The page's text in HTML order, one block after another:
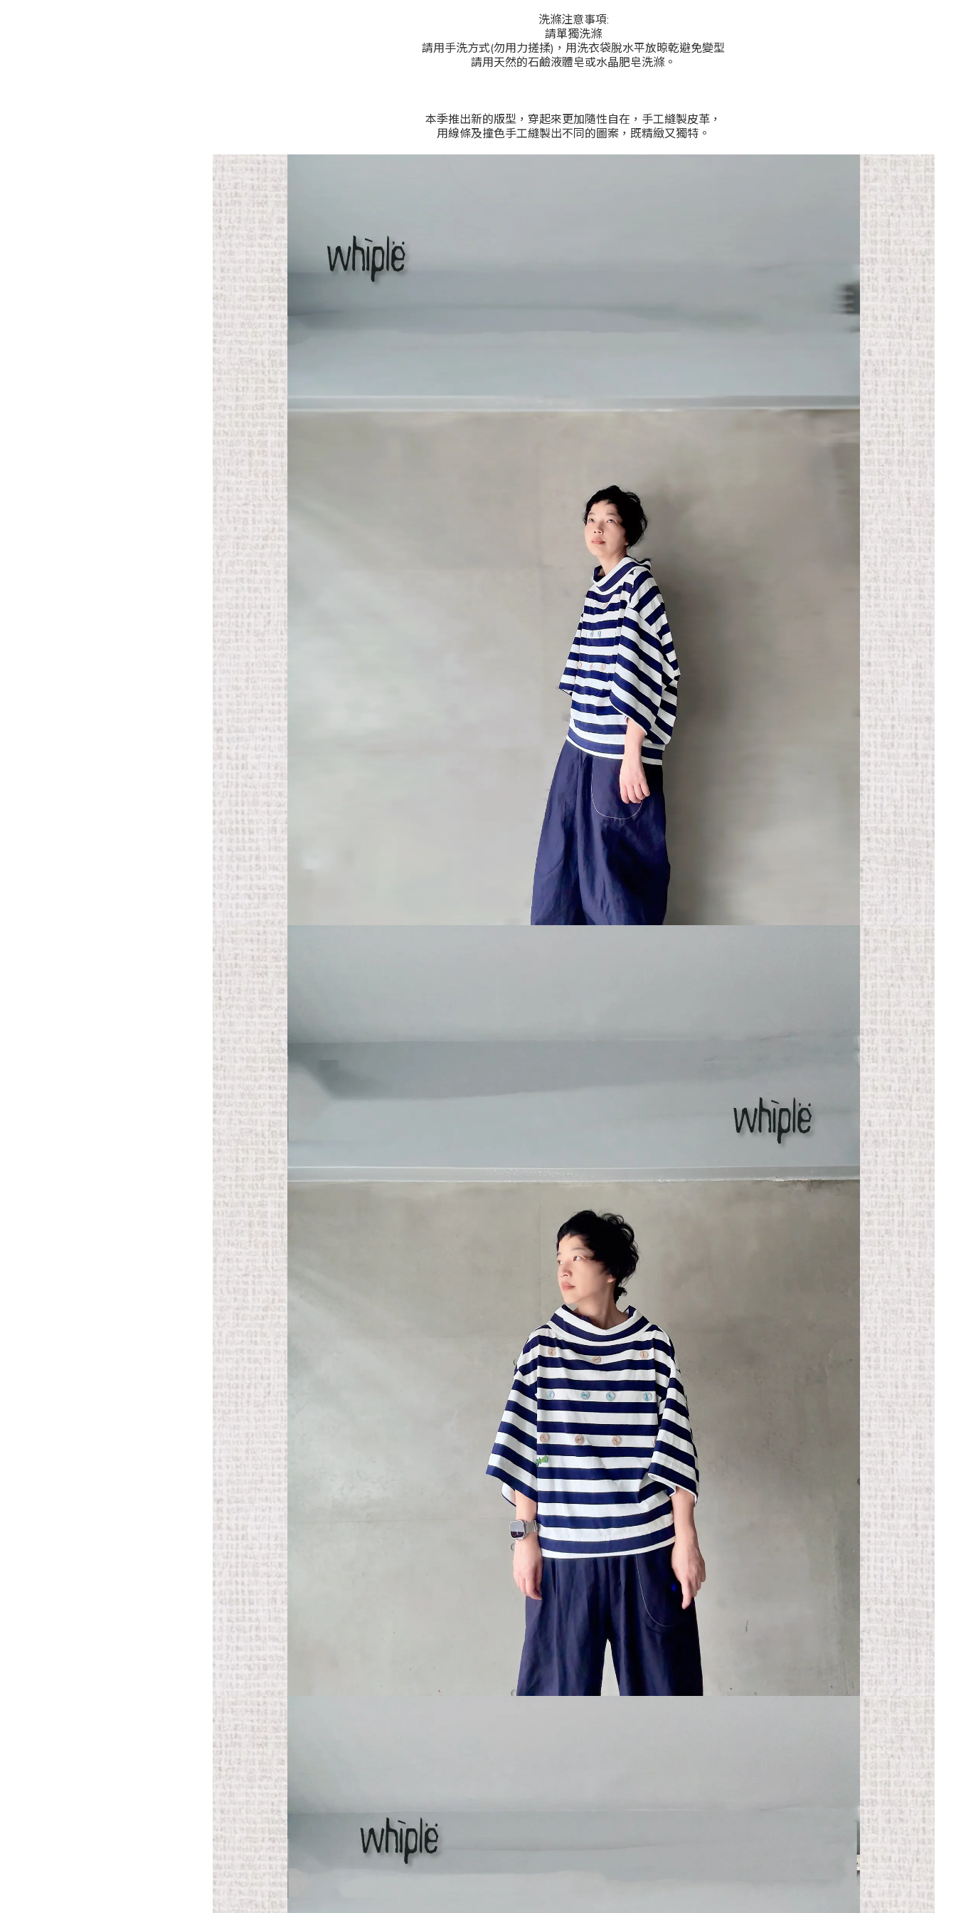
洗滌注意事項:
請單獨洗滌
請用手洗方式(勿用力搓揉)，用洗衣袋脫水平放晾乾避免變型
請用天然的石鹼液體皂或水晶肥皂洗滌。
本季推出新的版型，穿起來更加隨性自在，手工縫製皮革，
用線條及撞色手工縫製出不同的圖案，既精緻又獨特。